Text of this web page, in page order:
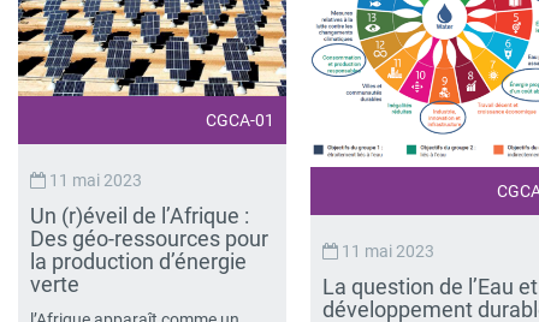
CGCA-01
11 mai 2023
Un (r)éveil de l’Afrique :
Des géo-ressources pour
la production d’énergie
verte
11 mai 2023
La question de l’Eau
développement